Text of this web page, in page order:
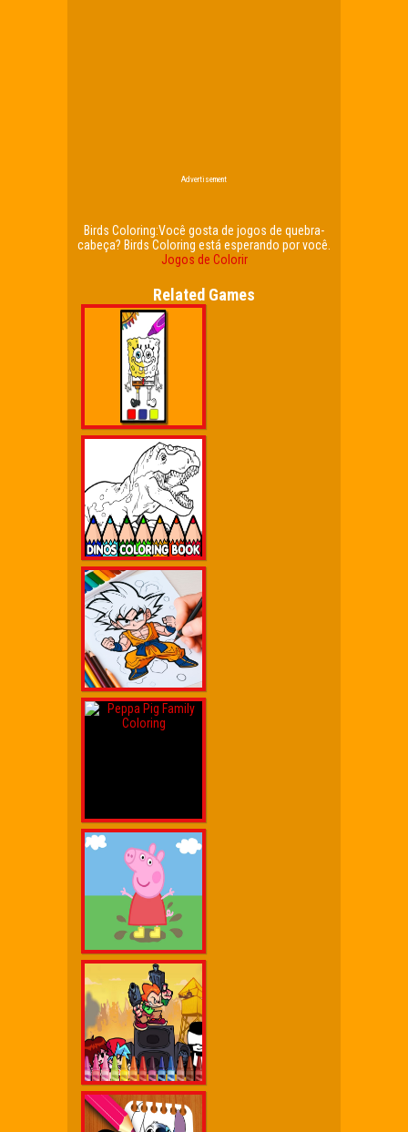
Advertisement
Birds Coloring:Você gosta de jogos de quebra-
cabeça? Birds Coloring está esperando por você.
Jogos de Colorir
Related Games